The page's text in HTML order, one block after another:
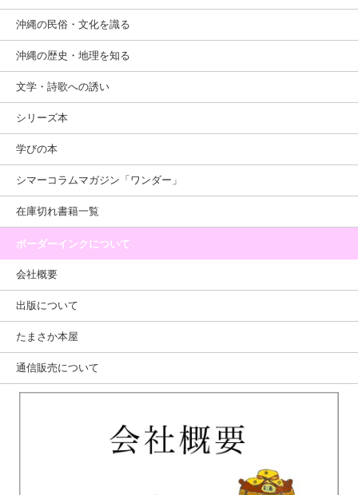
沖縄の民俗・文化を識る
沖縄の歴史・地理を知る
文学・詩歌への誘い
シリーズ本
学びの本
シマーコラムマガジン「ワンダー」
在庫切れ書籍一覧
ボーダーインクについて
会社概要
出版について
たまさか本屋
通信販売について